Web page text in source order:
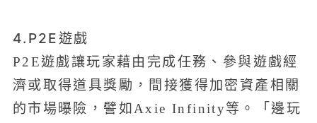
4.P2E遊戲
P2E遊戲讓玩家藉由完成任務、參與遊戲經
濟或取得道具獎勵，間接獲得加密資產相關
的市場曝險，譬如Axie Infinity等。「邊玩